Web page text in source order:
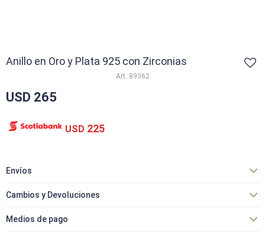
Anillo en Oro y Plata 925 con Zirconias
89362
USD 265
USD 225
Envíos
Cambios y Devoluciones
Medios de pago